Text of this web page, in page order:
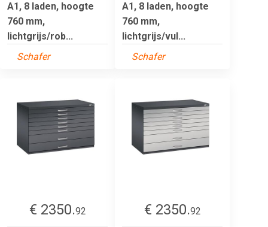
A1, 8 laden, hoogte
760 mm,
lichtgrijs/rob...
Schafer
A1, 8 laden, hoogte
760 mm,
lichtgrijs/vul...
Schafer
€ 2350.92
€ 2350.92